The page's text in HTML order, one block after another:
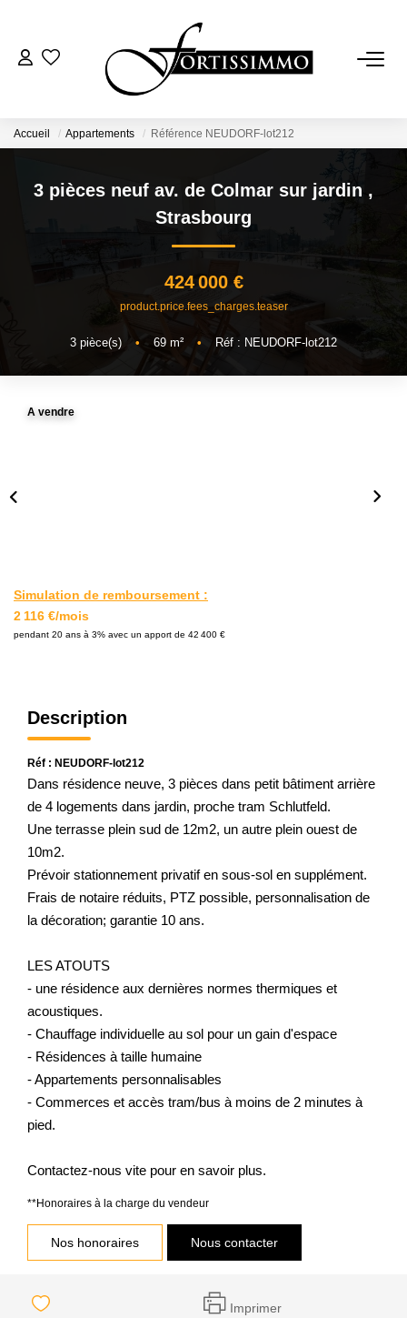
Tous Nos Biens
Neuf
GESTION
Accueil Appartements Référence NEUDORF-lot212
3 pièces neuf av. de Colmar sur jardin ,
Strasbourg
424 000 €
product.price.fees_charges.teaser
3 pièce(s) • 69 m² • Réf : NEUDORF-lot212
A vendre
Simulation de remboursement :
2 116 €/mois
pendant 20 ans à 3% avec un apport de 42 400 €
Description
Réf : NEUDORF-lot212
Dans résidence neuve, 3 pièces dans petit bâtiment arrière
de 4 logements dans jardin, proche tram Schlutfeld.
Une terrasse plein sud de 12m2, un autre plein ouest de
10m2.
Prévoir stationnement privatif en sous-sol en supplément.
Frais de notaire réduits, PTZ possible, personnalisation de
la décoration; garantie 10 ans.
LES ATOUTS
- une résidence aux dernières normes thermiques et
acoustiques.
- Chauffage individuelle au sol pour un gain d'espace
- Résidences à taille humaine
- Appartements personnalisables
- Commerces et accès tram/bus à moins de 2 minutes à
pied.
Contactez-nous vite pour en savoir plus.
**Honoraires à la charge du vendeur
Nos honoraires Nous contacter
Imprimer